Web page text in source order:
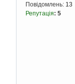
Повідомлень: 13
Репутація: 5